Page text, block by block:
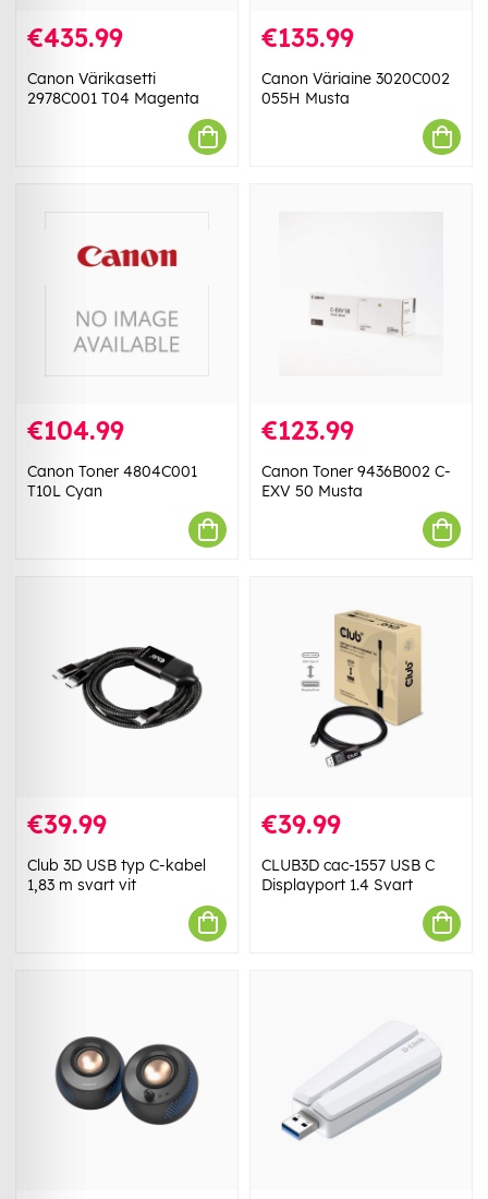
€435.99
Canon Värikasetti
2978C001 T04 Magenta
€135.99
Canon Väriaine 3020C002
055H Musta
€104.99
Canon Toner 4804C001
T10L Cyan
€123.99
Canon Toner 9436B002 C-
EXV 50 Musta
€39.99
Club 3D USB typ C-kabel
1,83 m svart vit
€39.99
CLUB3D cac-1557 USB C
Displayport 1.4 Svart